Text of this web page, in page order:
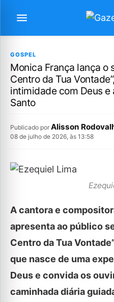
GOSPEL
Monica França lança o
Centro da Tua
intimidade com Deus e
Santo
Publicado por Alisson
08 de julho de 2026, às 13:58
A cantora e
apresenta ao público
Centro da Tua
que nasce de uma
Deus e convida os
caminhada diária